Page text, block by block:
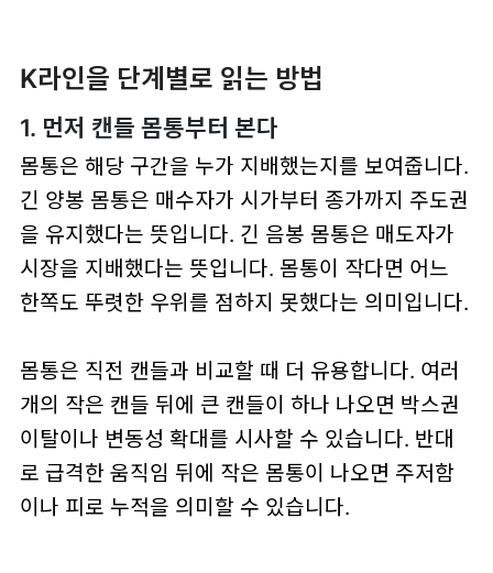
K라인을 단계별로 읽는 방법
1. 먼저 캔들 몸통부터 본다
몸통은 해당 구간을 누가 지배했는지를 보여줍니다.
긴 양봉 몸통은 매수자가 시가부터 종가까지 주도권
을 유지했다는 뜻입니다. 긴 음봉 몸통은 매도자가
시장을 지배했다는 뜻입니다. 몸통이 작다면 어느
한쪽도 뚜렷한 우위를 점하지 못했다는 의미입니다.
몸통은 직전 캔들과 비교할 때 더 유용합니다. 여러
개의 작은 캔들 뒤에 큰 캔들이 하나 나오면 박스권
이탈이나 변동성 확대를 시사할 수 있습니다. 반대
로 급격한 움직임 뒤에 작은 몸통이 나오면 주저함
이나 피로 누적을 의미할 수 있습니다.